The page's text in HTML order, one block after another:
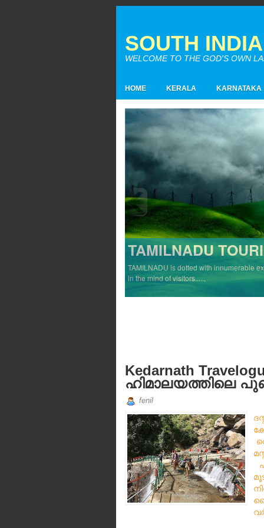
SOUTH
WELCOME TO THE GOD'S OWN
HOME KERALA KARNATAKA
TAMILNADU
TAMILNADU is dotted with innumerable
in the mind of visitors.....,
Kedarnath
ഹിമാലയത്തിലെ
fenil